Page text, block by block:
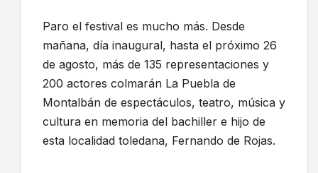
Paro el festival es mucho más. Desde
mañana, día inaugural, hasta el próximo 26
de agosto, más de 135 representaciones y
200 actores colmarán La Puebla de
Montalbán de espectáculos, teatro, música y
cultura en memoria del bachiller e hijo de
esta localidad toledana, Fernando de Rojas.